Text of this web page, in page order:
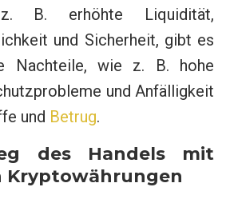
B. erhöhte Liquidität,
und Sicherheit, gibt es
Nachteile, wie z. B. hohe
und Anfälligkeit
und Betrug.
des Handels mit
Kryptowährungen